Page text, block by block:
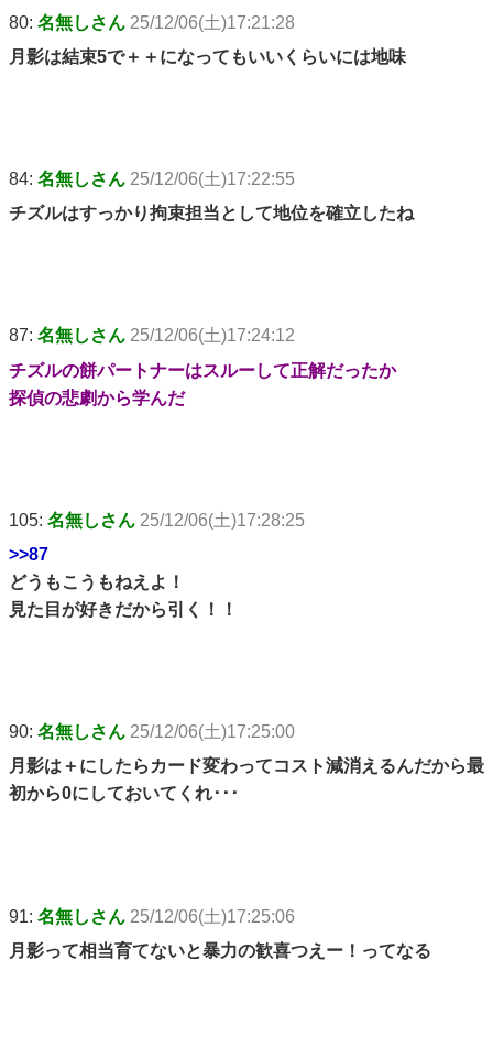
80: 名無しさん 25/12/06(土)17:21:28
月影は結束5で＋＋になってもいいくらいには地味
84: 名無しさん 25/12/06(土)17:22:55
チズルはすっかり拘束担当として地位を確立したね
87: 名無しさん 25/12/06(土)17:24:12
チズルの餅パートナーはスルーして正解だったか
探偵の悲劇から学んだ
105: 名無しさん 25/12/06(土)17:28:25
>>87
どうもこうもねえよ！
見た目が好きだから引く！！
90: 名無しさん 25/12/06(土)17:25:00
月影は＋にしたらカード変わってコスト減消えるんだから最
初から0にしておいてくれ･･･
91: 名無しさん 25/12/06(土)17:25:06
月影って相当育てないと暴力の歓喜つえー！ってなる